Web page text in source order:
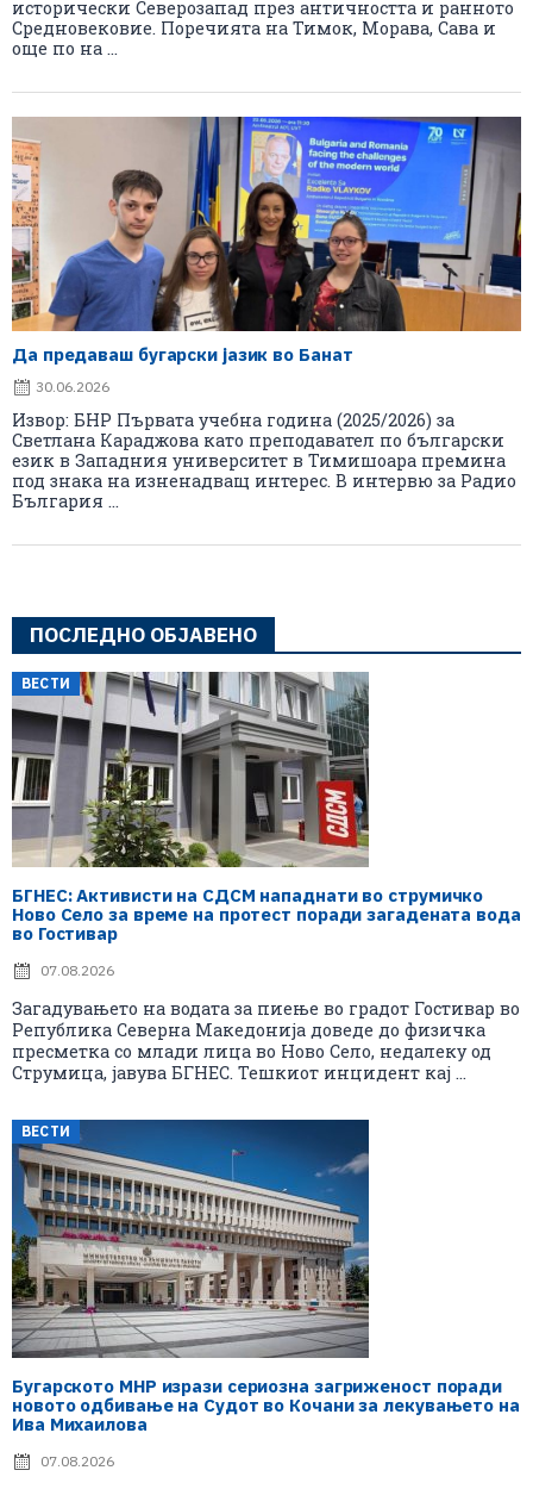
исторически Северозапад през античността и ранното
Средновековие. Поречията на Тимок, Морава, Сава и
още по на ...
Да предаваш бугарски јазик во Банат
30.06.2026
Извор: БНР Първата учебна година (2025/2026) за
Светлана Караджова като преподавател по български
език в Западния университет в Тимишоара премина
под знака на изненадващ интерес. В интервю за Радио
България ...
ПОСЛЕДНО ОБЈАВЕНО
ВЕСТИ
БГНЕС: Aктивисти на СДСМ нападнати во струмичко
Ново Село за време на протест поради загадената вода
во Гостивар
07.08.2026
Загадувањето на водата за пиење во градот Гостивар во
Република Северна Македонија доведе до физичка
пресметка со млади лица во Ново Село, недалеку од
Струмица, јавува БГНЕС. Тешкиот инцидент кај ...
ВЕСТИ
Бугарското МНР изрази сериозна загриженост поради
новото одбивање на Судот во Кочани за лекувањето на
Ива Михаилова
07.08.2026